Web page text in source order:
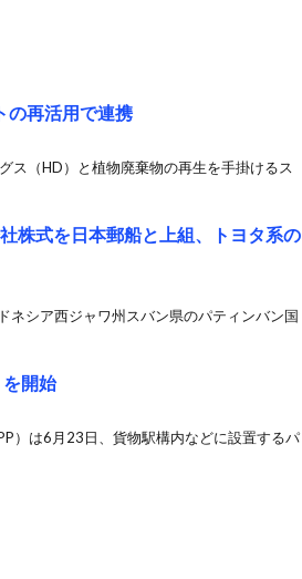
の再活用で連携
ス（HD）と植物廃棄物の再生を手掛けるス
株式を日本郵船と上組、トヨタ系の
ネシア西ジャワ州スバン県のパティンバン国
開始
）は6月23日、貨物駅構内などに設置するパ